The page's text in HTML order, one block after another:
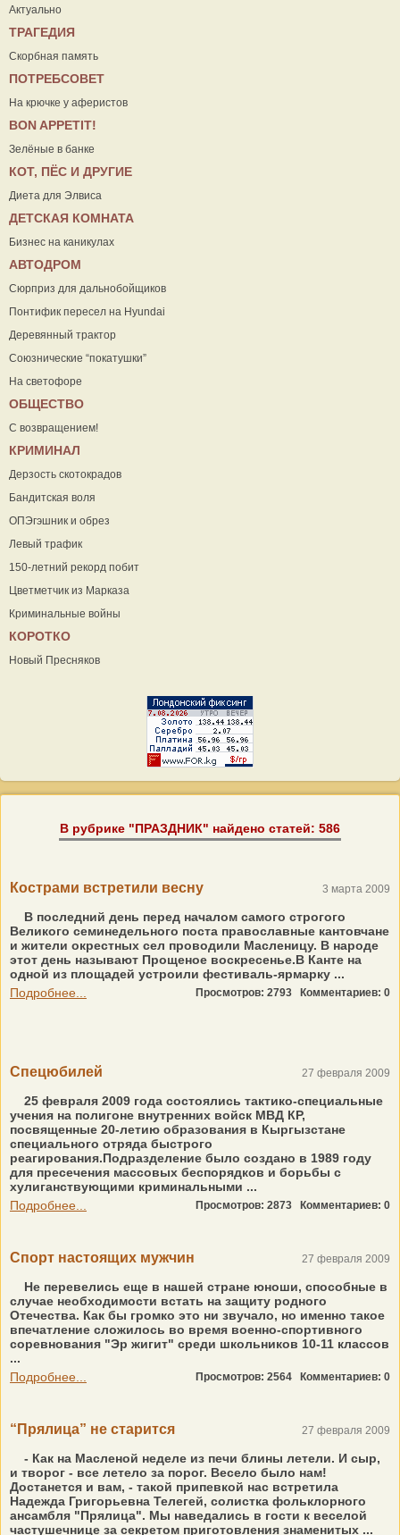
Актуально
ТРАГЕДИЯ
Скорбная память
ПОТРЕБСОВЕТ
На крючке у аферистов
ВON APPETIT!
Зелёные в банке
КОТ, ПЁС И ДРУГИЕ
Диета для Элвиса
ДЕТСКАЯ КОМНАТА
Бизнес на каникулах
АВТОДРОМ
Сюрприз для дальнобойщиков
Понтифик пересел на Hyundai
Деревянный трактор
Союзнические “покатушки”
На светофоре
ОБЩЕСТВО
С возвращением!
КРИМИНАЛ
Дерзость скотокрадов
Бандитская воля
ОПЭгэшник и обрез
Левый трафик
150-летний рекорд побит
Цветметчик из Марказа
Криминальные войны
КОРОТКО
Новый Пресняков
В рубрике "ПРАЗДНИК" найдено статей: 586
Кострами встретили весну 3 марта 2009
В последний день перед началом самого строгого
Великого семинедельного поста православные кантовчане
и жители окрестных сел проводили Масленицу. В народе
этот день называют Прощеное воскресенье.В Канте на
одной из площадей устроили фестиваль-ярмарку ...
Подробнее...
Просмотров: 2793 Комментариев: 0
Cпецюбилей 27 февраля 2009
25 февраля 2009 года состоялись тактико-специальные
учения на полигоне внутренних войск МВД КР,
посвященные 20-летию образования в Кыргызстане
специального отряда быстрого
реагирования.Подразделение было создано в 1989 году
для пресечения массовых беспорядков и борьбы с
хулиганствующими криминальными ...
Подробнее...
Просмотров: 2873 Комментариев: 0
Спорт настоящих мужчин 27 февраля 2009
Не перевелись еще в нашей стране юноши, способные в
случае необходимости встать на защиту родного
Отечества. Как бы громко это ни звучало, но именно такое
впечатление сложилось во время военно-спортивного
соревнования "Эр жигит" среди школьников 10-11 классов
...
Подробнее...
Просмотров: 2564 Комментариев: 0
“Прялица” не старится 27 февраля 2009
- Как на Масленой неделе из печи блины летели. И сыр,
и творог - все летело за порог. Весело было нам!
Достанется и вам, - такой припевкой нас встретила
Надежда Григорьевна Телегей, солистка фольклорного
ансамбля "Прялица". Мы наведались в гости к веселой
частушечнице за секретом приготовления знаменитых ...